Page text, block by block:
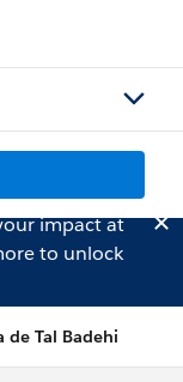
impact at
to unlock
de Tal Badehi